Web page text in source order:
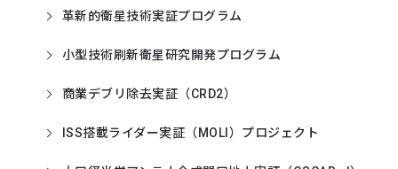
革新的衛星技術実証プログラム
小型技術刷新衛星研究開発プログラム
商業デブリ除去実証（CRD2）
ISS搭載ライダー実証（MOLI）プロジェクト